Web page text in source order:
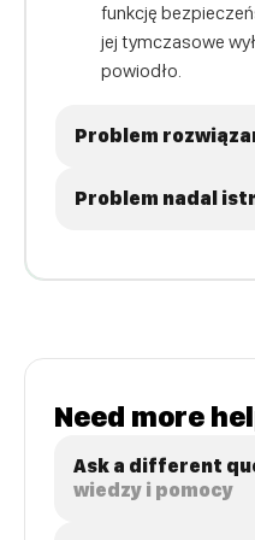
funkcję
jej tymczasowe
powiodło.
Problem
Problem nadal
Need more
Ask a different
wiedzy i pomocy